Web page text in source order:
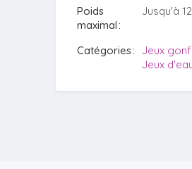
Poids
maximal
Jusqu'à
Catégories
Jeux
Jeux